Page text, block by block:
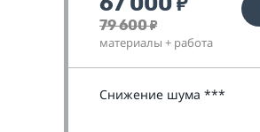
79 600₽
материалы + работа
Снижение шума ***